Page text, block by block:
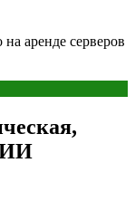
аренде серверов
ИИ